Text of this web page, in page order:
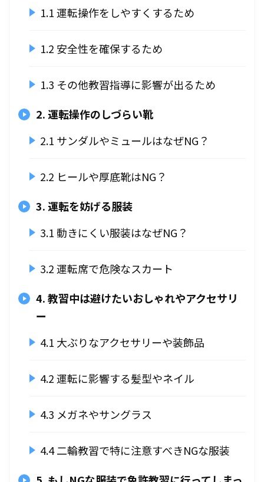
1.1 運転操作をしやすくするため
1.2 安全性を確保するため
1.3 その他教習指導に影響が出るため
2. 運転操作のしづらい靴
2.1 サンダルやミュールはなぜNG？
2.2 ヒールや厚底靴はNG？
3. 運転を妨げる服装
3.1 動きにくい服装はなぜNG？
3.2 運転席で危険なスカート
4. 教習中は避けたいおしゃれやアクセサリ
ー
4.1 大ぶりなアクセサリーや装飾品
4.2 運転に影響する髪型やネイル
4.3 メガネやサングラス
4.4 二輪教習で特に注意すべきNGな服装